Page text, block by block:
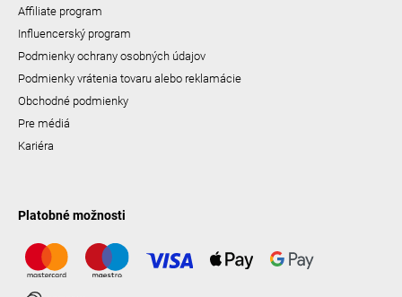
Affiliate program
Influencerský program
Podmienky ochrany osobných údajov
Podmienky vrátenia tovaru alebo reklamácie
Obchodné podmienky
Pre médiá
Kariéra
Platobné možnosti